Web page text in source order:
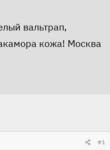
вальтрап,
кожа! Москва
#1